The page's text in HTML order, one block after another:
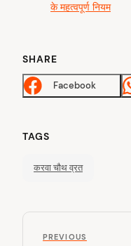
के महत्वपूर्ण नियम
SHARE
Facebook
TAGS
करवा चौथ व्रत
P
PPREVIOUS